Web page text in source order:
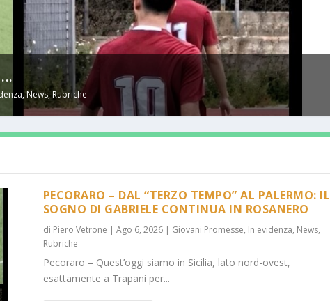
,News,Rubriche
PECORARO – DAL “TERZO TEMPO” AL PALERMO: IL
SOGNO DI GABRIELE CONTINUA IN ROSANERO
di Piero Vetrone | Ago 6, 2026| Giovani Promesse, In evidenza, News,
Rubriche
Pecoraro – Quest’oggi siamo in Sicilia, lato nord-ovest,
esattamente a Trapani per...